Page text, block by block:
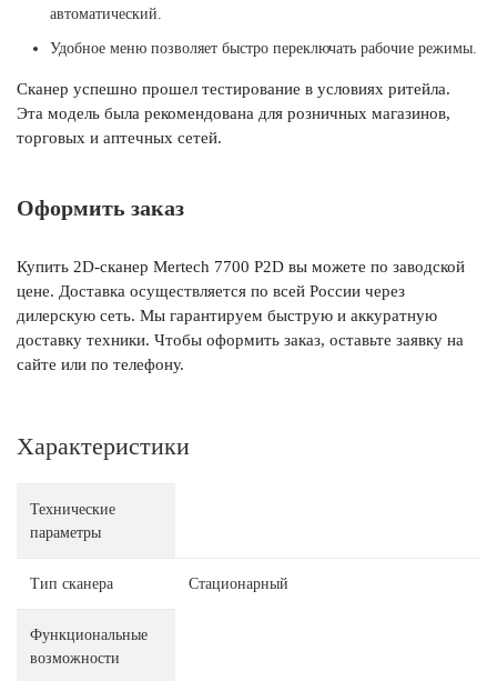
автоматический.
Удобное меню позволяет быстро переключать рабочие режимы.
Сканер успешно прошел тестирование в условиях ритейла.
Эта модель была рекомендована для розничных магазинов,
торговых и аптечных сетей.
Оформить заказ
Купить 2D-сканер Mertech 7700 P2D вы можете по заводской
цене. Доставка осуществляется по всей России через
дилерскую сеть. Мы гарантируем быструю и аккуратную
доставку техники. Чтобы оформить заказ, оставьте заявку на
сайте или по телефону.
Характеристики
Технические
параметры
Тип сканера Стационарный
Функциональные
возможности